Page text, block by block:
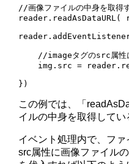
//画像ファイルの中身を取得
//imageタグのsrc属性
img.src =
})
この例では、「
イルの中身を取得してい
イベント処理内で、フ
src属性に画像ファイル